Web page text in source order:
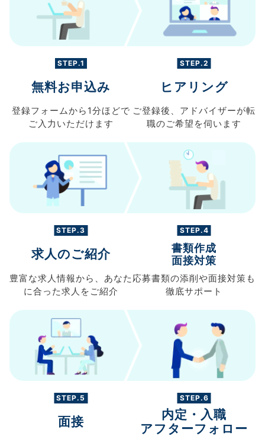
STEP.1
無料お申込み
登録フォームから 1分ほどで
ご入力 いただけます
STEP.2
ヒアリング
ご登録後、 アドバイザーが転
職のご希望を伺います
STEP.3
求人のご紹介
豊富な求人情報から、 あなた
に合った求人を ご紹介
STEP.4
書類作成
面接対策
応募書類の添削や面接対策も
徹底サポート
STEP.5
面接
STEP.6
内定・入職
アフターフォロー